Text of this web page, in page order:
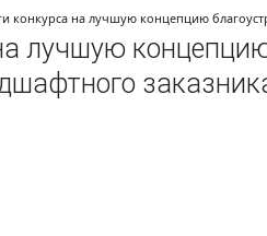
конкурса на лучшую концепцию
лучшую